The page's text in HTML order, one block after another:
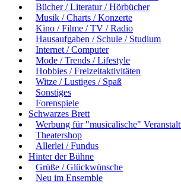
Bücher / Literatur / Hörbücher
Musik / Charts / Konzerte
Kino / Filme / TV / Radio
Hausaufgaben / Schule / Studium
Internet / Computer
Mode / Trends / Lifestyle
Hobbies / Freizeitaktivitäten
Witze / Lustiges / Spaß
Sonstiges
Forenspiele
Schwarzes Brett
Werbung für "musicalische"
Theatershop
Allerlei / Fundus
Hinter der Bühne
Grüße / Glückwünsche
Neu im Ensemble